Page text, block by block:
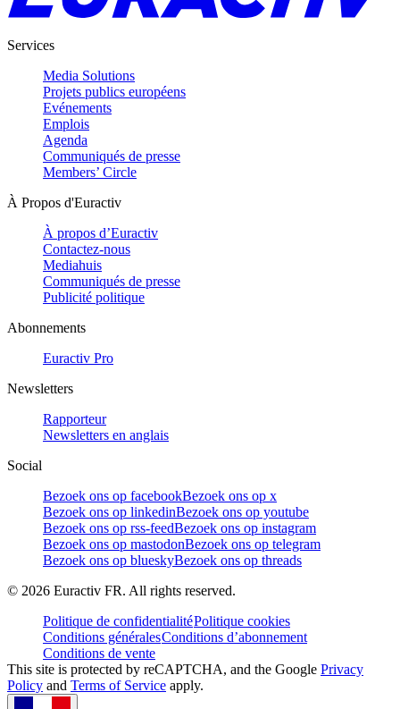
Services
Media Solutions
Projets publics européens
Evénements
Emplois
Agenda
Communiqués de presse
Members’ Circle
À Propos d'Euractiv
À propos d’Euractiv
Contactez-nous
Mediahuis
Communiqués de presse
Publicité politique
Abonnements
Euractiv Pro
Newsletters
Rapporteur
Newsletters en anglais
Social
Bezoek ons op facebookBezoek ons op x
Bezoek ons op linkedinBezoek ons op youtube
Bezoek ons op rss-feedBezoek ons op instagram
Bezoek ons op mastodonBezoek ons op telegram
Bezoek ons op blueskyBezoek ons op threads
© 2026 Euractiv FR. All rights reserved.
Politique de confidentialitéPolitique cookies
Conditions généralesConditions d’abonnement
Conditions de vente
This site is protected by reCAPTCHA, and the Google Privacy
Policy and Terms of Service apply.